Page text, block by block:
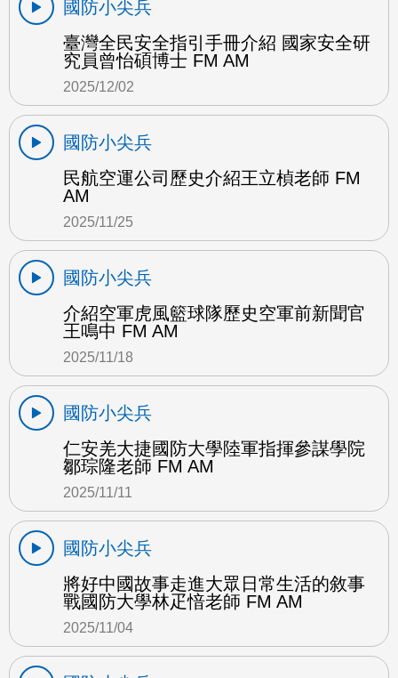
國防小尖兵
臺灣全民安全指引手冊介紹 國家安全研
究員曾怡碩博士 FM AM
2025/12/02
國防小尖兵
民航空運公司歷史介紹王立楨老師 FM
AM
2025/11/25
國防小尖兵
介紹空軍虎風籃球隊歷史空軍前新聞官
王鳴中 FM AM
2025/11/18
國防小尖兵
仁安羌大捷國防大學陸軍指揮參謀學院
鄒琮隆老師 FM AM
2025/11/11
國防小尖兵
將好中國故事走進大眾日常生活的敘事
戰國防大學林疋愔老師 FM AM
2025/11/04